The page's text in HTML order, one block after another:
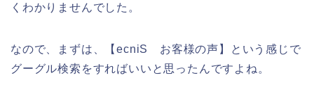
くわかりませんでした。
なので、まずは、【ecniS お客様の声】という感じで
グーグル検索をすればいいと思ったんですよね。